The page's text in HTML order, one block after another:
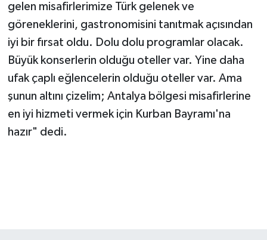
gelen misafirlerimize Türk gelenek ve
göreneklerini, gastronomisini tanıtmak açısından
iyi bir fırsat oldu. Dolu dolu programlar olacak.
Büyük konserlerin olduğu oteller var. Yine daha
ufak çaplı eğlencelerin olduğu oteller var. Ama
şunun altını çizelim; Antalya bölgesi misafirlerine
en iyi hizmeti vermek için Kurban Bayramı'na
hazır" dedi.